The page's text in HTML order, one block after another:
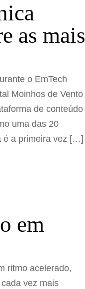
as mais
o EmTech
Moinhos de Vento
de conteúdo
uma das 20
é a primeira vez […]
em
ritmo acelerado,
vez mais